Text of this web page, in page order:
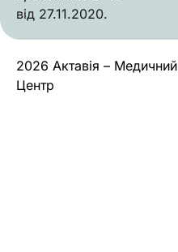
від 27.11.2020.
2026 Актавія – Медичний
Центр